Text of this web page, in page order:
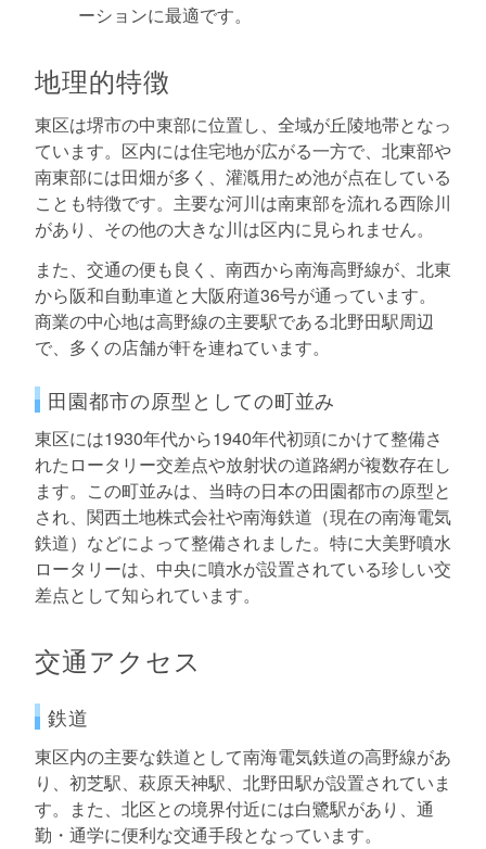
ーションに最適です。
地理的特徴
東区は堺市の中東部に位置し、全域が丘陵地帯となっ
ています。区内には住宅地が広がる一方で、北東部や
南東部には田畑が多く、灌漑用ため池が点在している
ことも特徴です。主要な河川は南東部を流れる西除川
があり、その他の大きな川は区内に見られません。
また、交通の便も良く、南西から南海高野線が、北東
から阪和自動車道と大阪府道36号が通っています。
商業の中心地は高野線の主要駅である北野田駅周辺
で、多くの店舗が軒を連ねています。
田園都市の原型としての町並み
東区には1930年代から1940年代初頭にかけて整備さ
れたロータリー交差点や放射状の道路網が複数存在し
ます。この町並みは、当時の日本の田園都市の原型と
され、関西土地株式会社や南海鉄道（現在の南海電気
鉄道）などによって整備されました。特に大美野噴水
ロータリーは、中央に噴水が設置されている珍しい交
差点として知られています。
交通アクセス
鉄道
東区内の主要な鉄道として南海電気鉄道の高野線があ
り、初芝駅、萩原天神駅、北野田駅が設置されていま
す。また、北区との境界付近には白鷺駅があり、通
勤・通学に便利な交通手段となっています。